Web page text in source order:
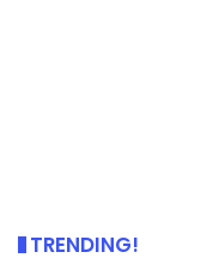
TRENDING!